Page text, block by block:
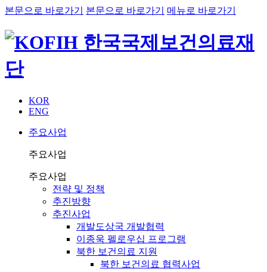
본문으로 바로가기 본문으로 바로가기 메뉴로 바로가기
KOR
ENG
주요사업
주요사업
주요사업
전략 및 정책
추진방향
추진사업
개발도상국 개발협력
이종욱 펠로우십 프로그램
북한 보건의료 지원
북한 보건의료 협력사업